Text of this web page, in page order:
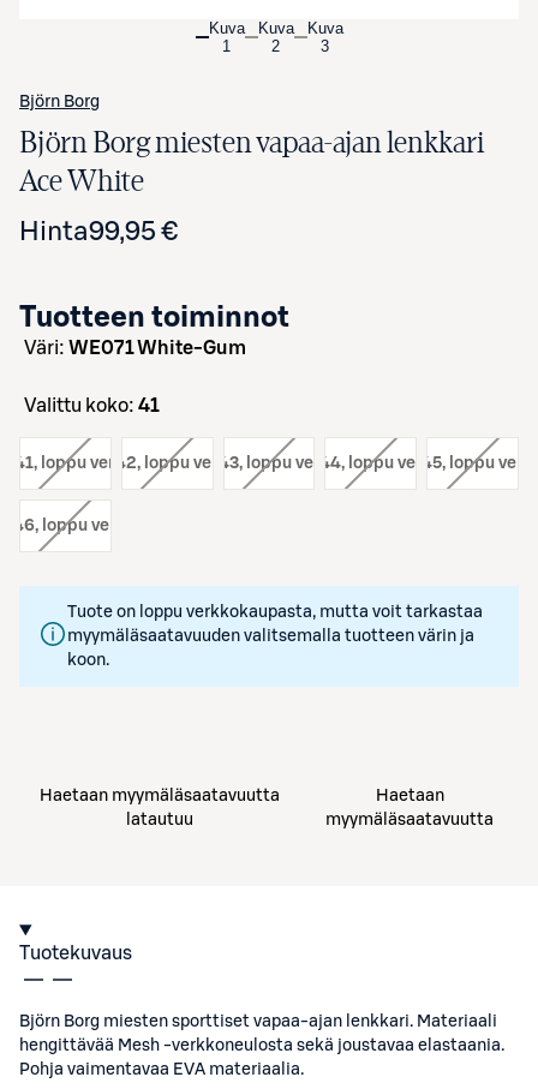
Kuva
1
Kuva
2
Kuva
3
Björn Borg
Björn Borg miesten vapaa-ajan lenkkari
Ace White
Hinta99,95 €
Tuotteen toiminnot
väri: WE071 White-Gum
Valittu koko: 41
41, loppu verkosta
koko: 42, loppu verkosta
koko: 43, loppu verkosta
koko: 44, loppu verkosta
koko: 45, loppu
46, loppu verkosta
Tuote on loppu verkkokaupasta, mutta voit tarkastaa
myymäläsaatavuuden valitsemalla tuotteen värin ja
koon.
Haetaan myymäläsaatavuutta
latautuu
Haetaan
myymäläsaatavuutta
Tuotekuvaus
Björn Borg miesten sporttiset vapaa-ajan lenkkari. Materiaali
hengittävää Mesh -verkkoneulosta sekä joustavaa elastaania.
Pohja vaimentavaa EVA materiaalia.